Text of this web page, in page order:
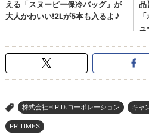
> 株式会社H.P.D.コーポレーション キャ
PR TIMES